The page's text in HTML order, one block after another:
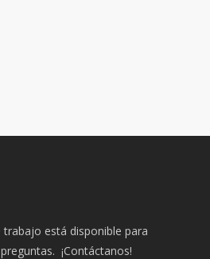
está disponible para
¡Contáctanos!